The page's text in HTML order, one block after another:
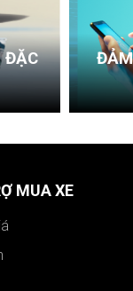
ĐẶC
MUA XE